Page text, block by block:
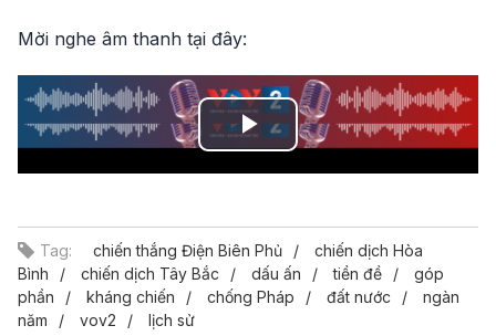
Mời nghe âm thanh tại đây:
Play
Tag: chiến thắng Điện Biên Phủ
chiến dịch Hòa
Bình
chiến dịch Tây Bắc dấu ấn tiền đề
góp
phần
kháng chiến chống Pháp đất nước
ngàn
năm
vov2 lịch sử